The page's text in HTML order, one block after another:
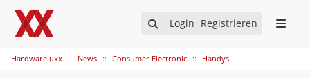
Login Registrieren
Hardwareluxx News Consumer Electronic Handys